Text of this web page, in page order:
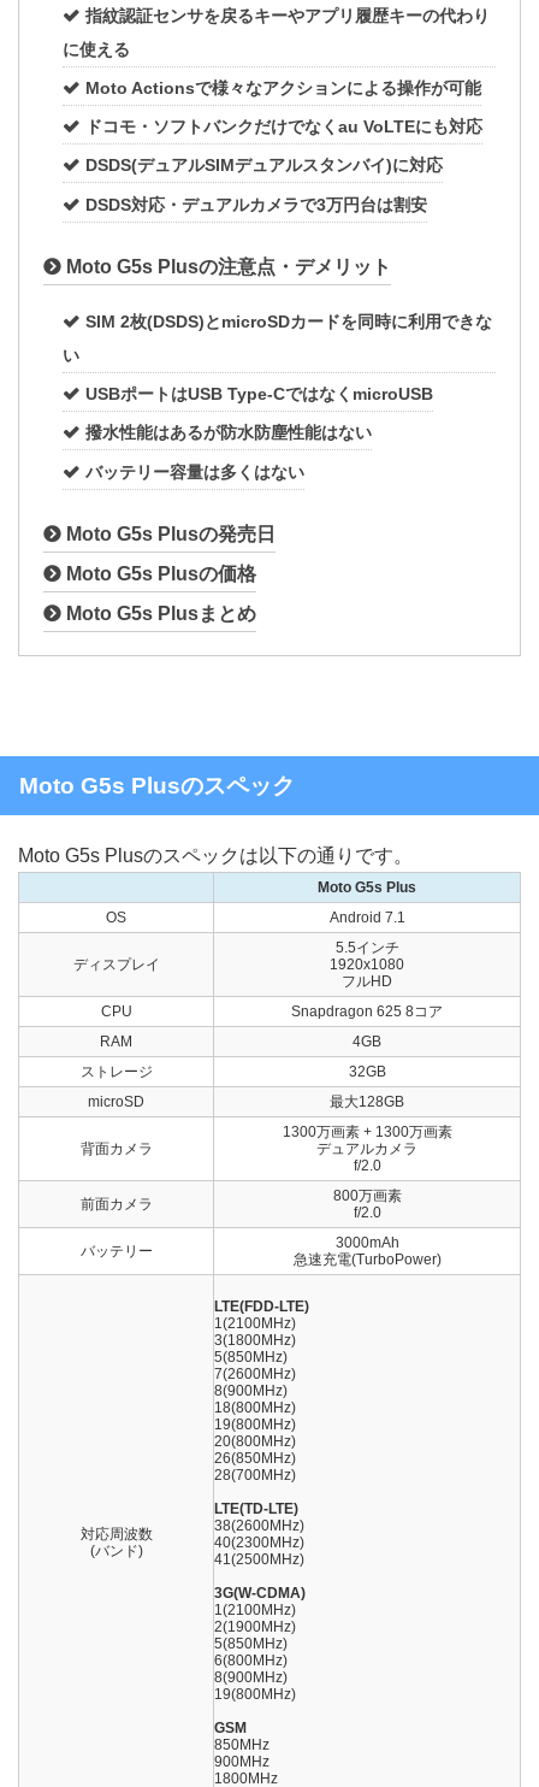
指紋認証センサを戻るキーやアプリ履歴キーの代わり
に使える
Moto Actionsで様々なアクションによる操作が可能
ドコモ・ソフトバンクだけでなくau VoLTEにも対応
DSDS(デュアルSIMデュアルスタンバイ)に対応
DSDS対応・デュアルカメラで3万円台は割安
Moto G5s Plusの注意点・デメリット
SIM 2枚(DSDS)とmicroSDカードを同時に利用できな
い
USBポートはUSB Type-CではなくmicroUSB
撥水性能はあるが防水防塵性能はない
バッテリー容量は多くはない
Moto G5s Plusの発売日
Moto G5s Plusの価格
Moto G5s Plusまとめ
Moto G5s Plusのスペック
Moto G5s Plusのスペックは以下の通りです。
Moto G5s Plus
OS
Android 7.1
ディスプレイ
5.5インチ
1920x1080
フルHD
CPU
Snapdragon 625 8コア
RAM
4GB
ストレージ
32GB
microSD
最大128GB
背面カメラ
1300万画素 + 1300万画素
デュアルカメラ
f/2.0
前面カメラ
800万画素
f/2.0
バッテリー
3000mAh
急速充電(TurboPower)
対応周波数
(バンド)
LTE(FDD-LTE)
1(2100MHz)
3(1800MHz)
5(850MHz)
7(2600MHz)
8(900MHz)
18(800MHz)
19(800MHz)
20(800MHz)
26(850MHz)
28(700MHz)
LTE(TD-LTE)
38(2600MHz)
40(2300MHz)
41(2500MHz)
3G(W-CDMA)
1(2100MHz)
2(1900MHz)
5(850MHz)
6(800MHz)
8(900MHz)
19(800MHz)
GSM
850MHz
900MHz
1800MHz